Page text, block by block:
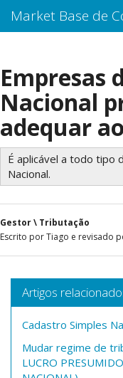
Market Base de
Empresas
Nacional
adequar ao
É aplicável a todo tipo
Nacional.
Gestor \ Tributação
Escrito por Tiago e revisado
Artigos
Cadastro Simples
Mudar regime de
LUCRO